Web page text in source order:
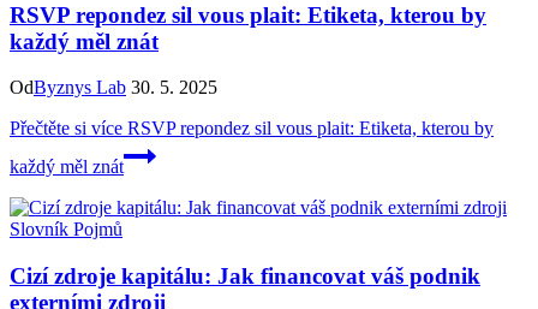
RSVP repondez sil vous plait: Etiketa, kterou by
každý měl znát
OdByznys Lab 30. 5. 2025
Přečtěte si více RSVP repondez sil vous plait: Etiketa, kterou by
každý měl znát
Slovník Pojmů
Cizí zdroje kapitálu: Jak financovat váš podnik
externími zdroji